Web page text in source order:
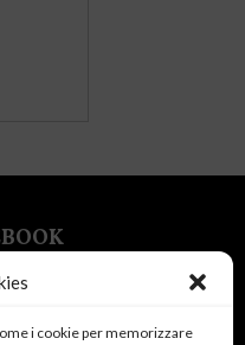
i cookie per memorizzare